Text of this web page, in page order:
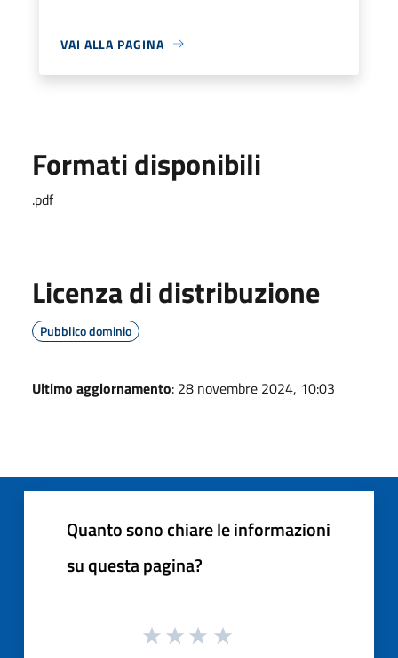
VAI ALLA PAGINA
Formati disponibili
.pdf
Licenza di distribuzione
Pubblico dominio
Ultimo aggiornamento: 28 novembre 2024, 10:03
Quanto sono chiare le informazioni
su questa pagina?